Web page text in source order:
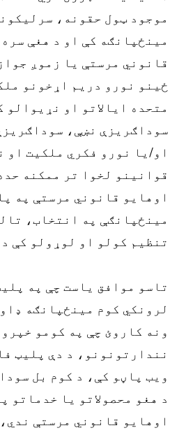
موجود ټول حقونه،
مینځپانګه کې او د هغې سره
قانوني مرستې یا زموږ
ځینو نورو دریم اړخونو
متحده ایالاتو او نړیوالو
سوداګریزې نښې،
او/یا نورو فکري ملکیت او
قوانینو لخوا تر ممکنه
اوهایو قانوني مرستې په
مینځپانګې په انتخاب،
تنظیم کولو او لوړولو کې
تاسو موافق یاست چې په
لرونکي کوم مینځپانګه
ونه کاروئ چې په کومو
نندارتونونو، د دې پلیټ
ویب پاڼو کې، د کوم بل
د هغو محصولاتو یا خدماتو
اوهایو قانوني مرستې